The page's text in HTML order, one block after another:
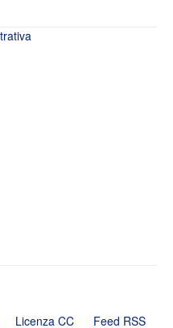
Licenza CC Feed RSS